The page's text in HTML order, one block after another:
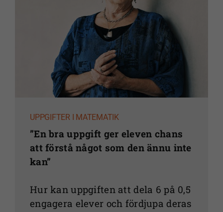
UPPGIFTER I MATEMATIK
”En bra uppgift ger eleven chans
att förstå något som den ännu inte
kan”
Hur kan uppgiften att dela 6 på 0,5
engagera elever och fördjupa deras